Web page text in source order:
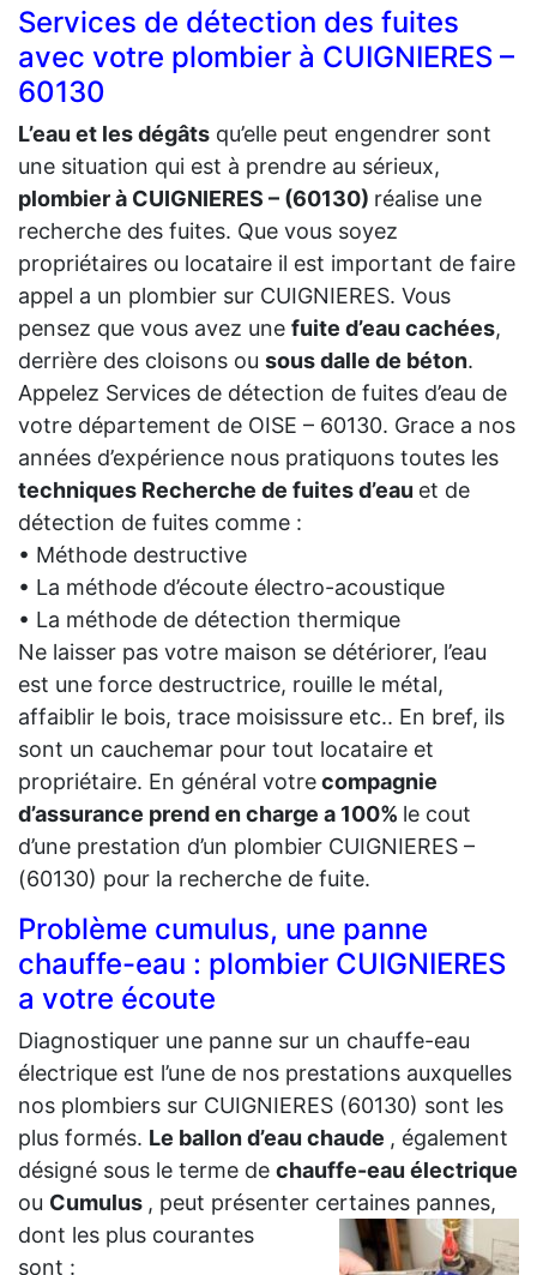
Services de détection des fuites
avec votre plombier à CUIGNIERES –
60130
L’eau et les dégâts qu’elle peut engendrer sont
une situation qui est à prendre au sérieux,
plombier à CUIGNIERES – (60130) réalise une
recherche des fuites. Que vous soyez
propriétaires ou locataire il est important de faire
appel a un plombier sur CUIGNIERES. Vous
pensez que vous avez une fuite d’eau cachées,
derrière des cloisons ou sous dalle de béton.
Appelez Services de détection de fuites d’eau de
votre département de OISE – 60130. Grace a nos
années d’expérience nous pratiquons toutes les
techniques Recherche de fuites d’eau et de
détection de fuites comme :
• Méthode destructive
• La méthode d’écoute électro-acoustique
• La méthode de détection thermique
Ne laisser pas votre maison se détériorer, l’eau
est une force destructrice, rouille le métal,
affaiblir le bois, trace moisissure etc.. En bref, ils
sont un cauchemar pour tout locataire et
propriétaire. En général votrecompagnie
d’assurance prend en charge a 100% le cout
d’une prestation d’un plombier CUIGNIERES –
(60130) pour la recherche de fuite.
Problème cumulus, une panne
chauffe-eau : plombier CUIGNIERES
a votre écoute
Diagnostiquer une panne sur un chauffe-eau
électrique est l’une de nos prestations auxquelles
nos plombiers sur CUIGNIERES (60130) sont les
plus formés. Le ballon d’eau chaude , également
désigné sous le terme de chauffe-eau électrique
ou Cumulus , peut présenter certaines pannes,
dont les plus courantes
sont :